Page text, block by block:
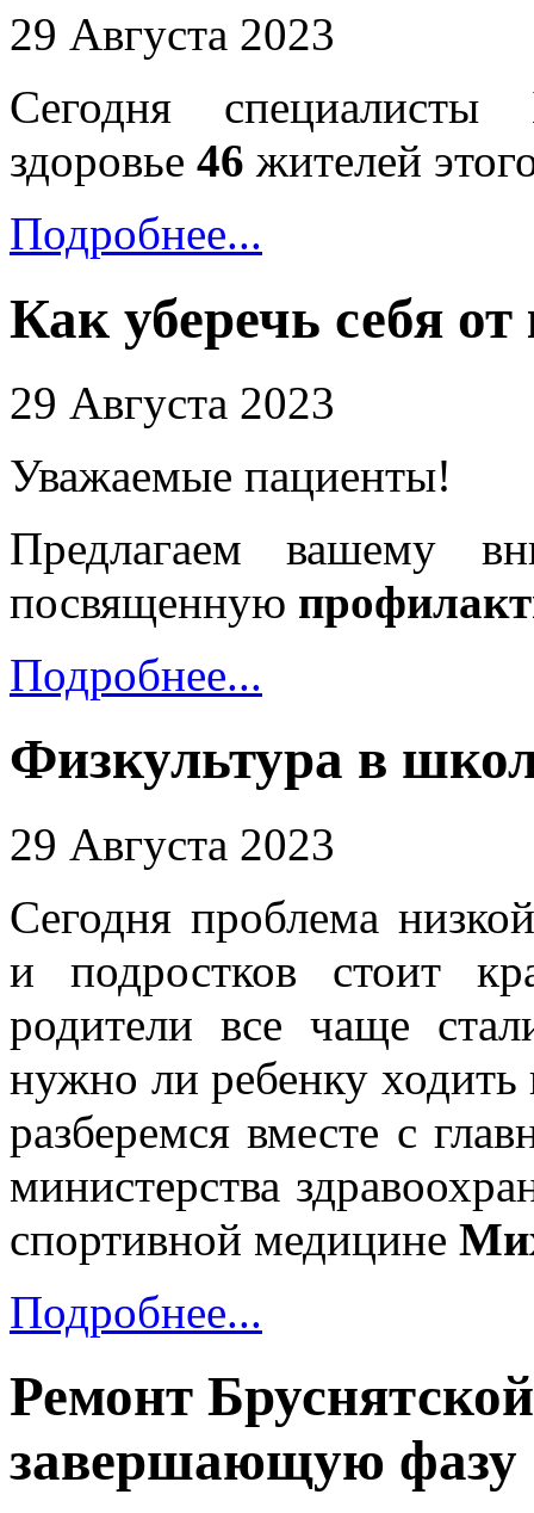
29 Августа 2023
Сегодня
здоровье 46 жителей
Подробнее...
Как уберечь себя
29 Августа 2023
Уважаемые пациенты!
Предлагаем вашему
посвященную
Подробнее...
Физкультура в
29 Августа 2023
Сегодня проблема
и подростков стоит
родители все чаще
нужно ли ребенку
разберемся вместе с
министерства
спортивной медицине
Подробнее...
Ремонт
завершающую фазу